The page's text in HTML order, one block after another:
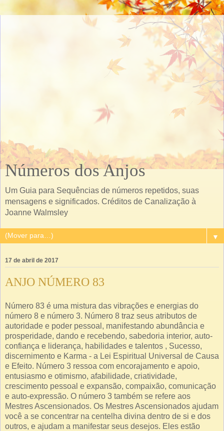
Números dos Anjos
Um Guia para Sequências de números repetidos, suas
mensagens e significados. Créditos de Canalização à
Joanne Walmsley
▼
17 de abril de 2017
ANJO NÚMERO 83
Número 83 é uma mistura das vibrações e energias do
número 8 e número 3. Número 8 traz seus atributos de
autoridade e poder pessoal, manifestando abundância e
prosperidade, dando e recebendo, sabedoria interior, auto-
confiança e liderança, habilidades e talentos , Sucesso,
discernimento e Karma - a Lei Espiritual Universal de Causa
e Efeito. Número 3 ressoa com encorajamento e apoio,
entusiasmo e otimismo, afabilidade, criatividade,
crescimento pessoal e expansão, compaixão, comunicação
e auto-expressão. O número 3 também se refere aos
Mestres Ascensionados. Os Mestres Ascensionados ajudam
você a se concentrar na centelha divina dentro de si e dos
outros, e ajudam a manifestar seus desejos. Eles estão